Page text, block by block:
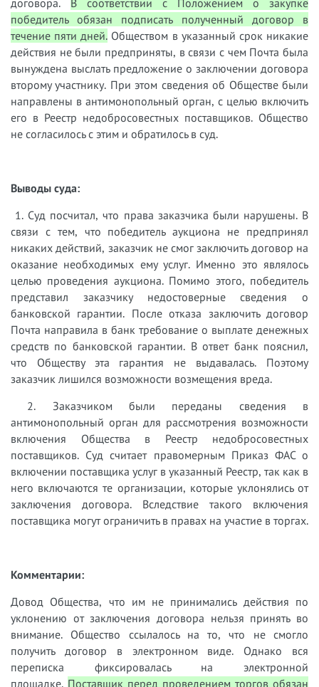
договора. В соответствии с Положением о закупке
победитель обязан подписать полученный договор в
течение пяти дней. Обществом в указанный срок никакие
действия не были предприняты, в связи с чем Почта была
вынуждена выслать предложение о заключении договора
второму участнику. При этом сведения об Обществе были
направлены в антимонопольный орган, с целью включить
его в Реестр недобросовестных поставщиков. Общество
не согласилось с этим и обратилось в суд.
Выводы суда:
1. Суд посчитал, что права заказчика были нарушены. В
связи с тем, что победитель аукциона не предпринял
никаких действий, заказчик не смог заключить договор на
оказание необходимых ему услуг. Именно это являлось
целью проведения аукциона. Помимо этого, победитель
представил заказчику недостоверные сведения о
банковской гарантии. После отказа заключить договор
Почта направила в банк требование о выплате денежных
средств по банковской гарантии. В ответ банк пояснил,
что Обществу эта гарантия не выдавалась. Поэтому
заказчик лишился возможности возмещения вреда.
2. Заказчиком были переданы сведения в
антимонопольный орган для рассмотрения возможности
включения Общества в Реестр недобросовестных
поставщиков. Суд считает правомерным Приказ ФАС о
включении поставщика услуг в указанный Реестр, так как в
него включаются те организации, которые уклонялись от
заключения договора. Вследствие такого включения
поставщика могут ограничить в правах на участие в торгах.
Комментарии:
Довод Общества, что им не принимались действия по
уклонению от заключения договора нельзя принять во
внимание. Общество ссылалось на то, что не смогло
получить договор в электронном виде. Однако вся
переписка фиксировалась на электронной
площадке. Поставщик перед проведением торгов обязан